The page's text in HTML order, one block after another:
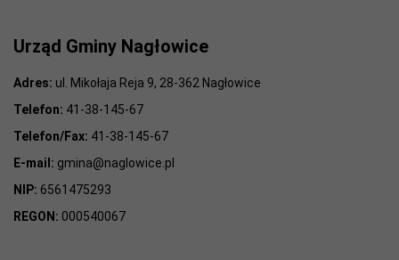
Urząd Gminy Nagłowice
Adres: ul. Mikołaja Reja 9, 28-362 Nagłowice
Telefon: 41-38-145-67
Telefon/Fax: 41-38-145-67
E-mail: gmina@naglowice.pl
NIP: 6561475293
REGON: 000540067